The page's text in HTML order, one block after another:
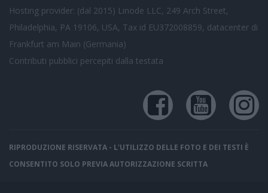
Hosting provider: (dal 2015) Linode LLC, 249 Arch Street,
Philadelphia, PA 19106, USA, Tax id EU372008859, datacenter di
Frankfurt am Main (Germania)
Contributi pubblici percepiti dalla testata
RIPRODUZIONE RISERVATA - L'UTILIZZO DELLE FOTO E DEI TESTI È
CONSENTITO SOLO PREVIA AUTORIZZAZIONE SCRITTA